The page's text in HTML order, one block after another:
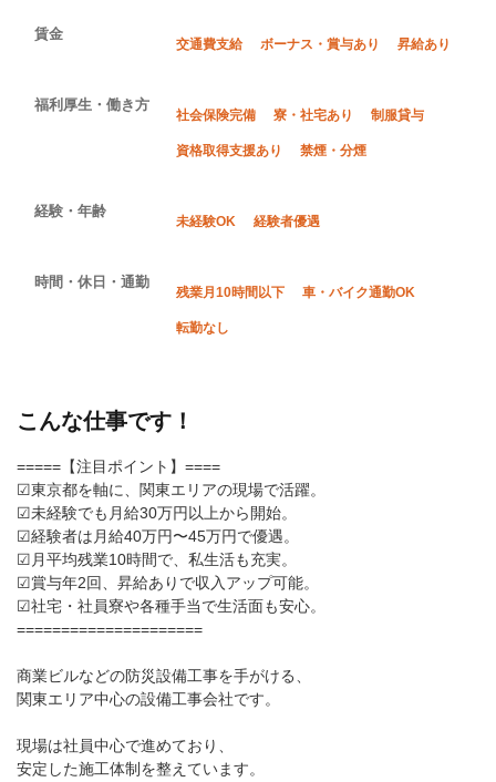
賃金
交通費支給 ボーナス・賞与あり 昇給あり
福利厚生・働き方
社会保険完備 寮・社宅あり 制服貸与
資格取得支援あり 禁煙・分煙
経験・年齢
未経験OK 経験者優遇
時間・休日・通勤
残業月10時間以下 車・バイク通勤OK
転勤なし
こんな仕事です！
=====【注目ポイント】====
☑東京都を軸に、関東エリアの現場で活躍。
☑未経験でも月給30万円以上から開始。
☑経験者は月給40万円〜45万円で優遇。
☑月平均残業10時間で、私生活も充実。
☑賞与年2回、昇給ありで収入アップ可能。
☑社宅・社員寮や各種手当で生活面も安心。
=====================
商業ビルなどの防災設備工事を手がける、
関東エリア中心の設備工事会社です。
現場は社員中心で進めており、
安定した施工体制を整えています。